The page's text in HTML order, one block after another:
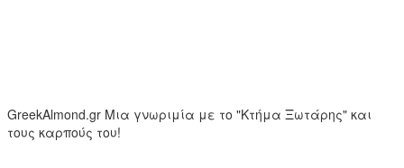
GreekAlmond.gr Μια γνωριμία με το "Κτήμα Ξωτάρης" και
τους καρπούς του!